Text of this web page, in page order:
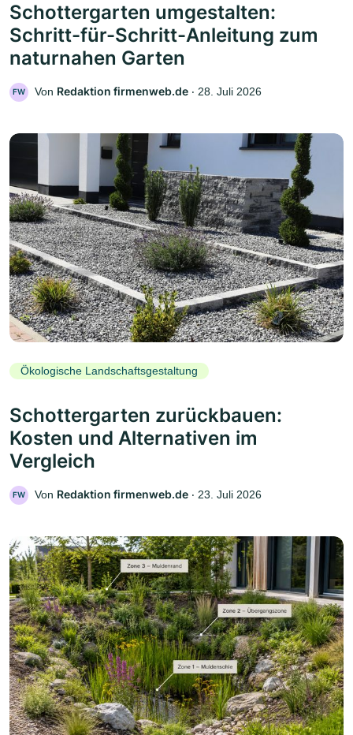
Schottergarten umgestalten:
Schritt-für-Schritt-Anleitung zum
naturnahen Garten
FW Von Redaktion firmenweb.de ‧ 28. Juli 2026
Ökologische Landschaftsgestaltung
Schottergarten zurückbauen:
Kosten und Alternativen im
Vergleich
FW Von Redaktion firmenweb.de ‧ 23. Juli 2026